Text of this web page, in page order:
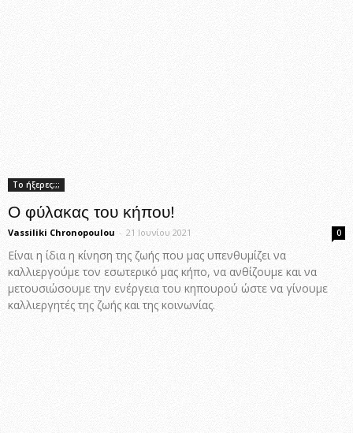
Το ήξερες;;;
Ο φύλακας του κήπου!
Vassiliki Chronopoulou - 21 Ιουνίου 2021 0
Είναι η ίδια η κίνηση της ζωής που μας υπενθυμίζει να
καλλιεργούμε τον εσωτερικό μας κήπο, να ανθίζουμε και να
μετουσιώσουμε την ενέργεια του κηπουρού ώστε να γίνουμε
καλλιεργητές της ζωής και της κοινωνίας.